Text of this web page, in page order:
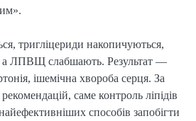
тригліцериди накопичуються,
ЛПВЩ слабшають. Результат —
ішемічна хвороба серця. За
саме контроль ліпідів
способів запобігти